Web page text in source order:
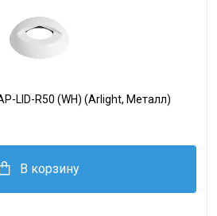
LID-R50 (WH) (Arlight, Металл)
В корзину